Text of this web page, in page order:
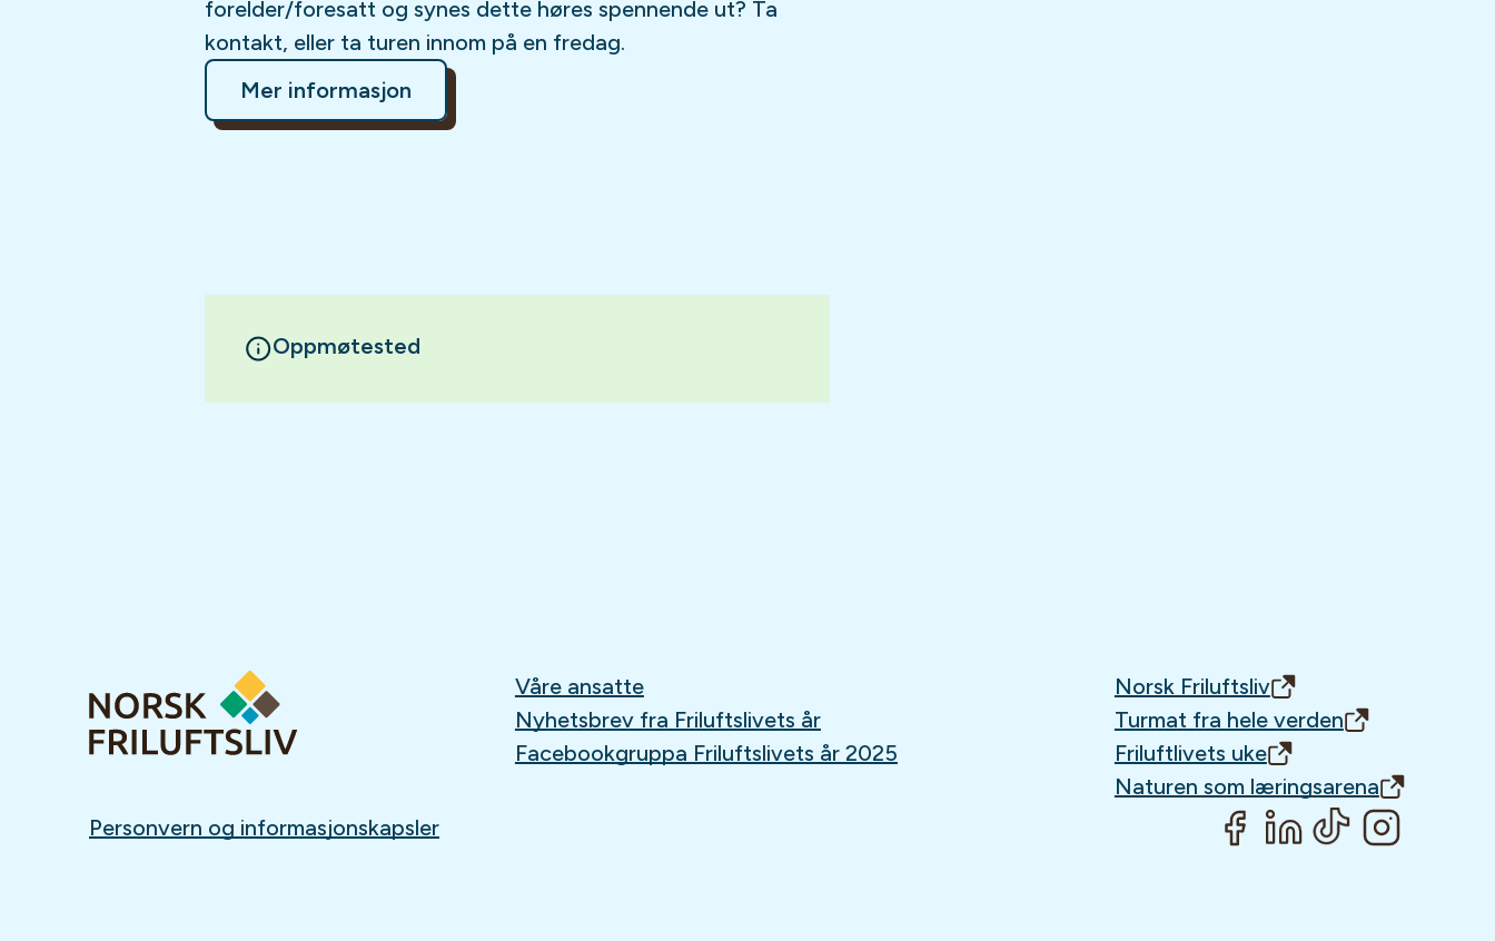
forelder/foresatt og synes dette høres spennende ut? Ta
kontakt, eller ta turen innom på en fredag.
Mer informasjon
Oppmøtested
Våre ansatte
Nyhetsbrev fra Friluftslivets år
Facebookgruppa Friluftslivets år 2025
Norsk Friluftsliv
Turmat fra hele verden
Friluftlivets uke
Naturen som læringsarena
Personvern og informasjonskapsler